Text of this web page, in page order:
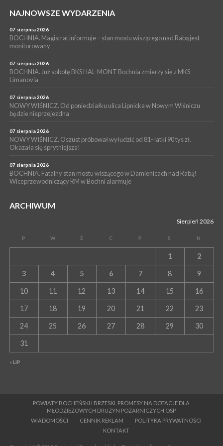
PIELGRZYMKA 2026
Z BOCHNI NA JASNĄ GÓRĘ. Drugi dzień wędrówki [ZDJĘCIA]
WYDARZENIA
NASZ NEWS. Powstał Komitet Ochrony Ładu
Przestrzennego Miasta Bochnia. To odpowiedź na działania
magistratu
NAJNOWSZE WYDARZENIA
07 sierpnia 2026
BOCHNIA. Magistrat informuje – stan mostu wiszącego nad Rabą jest
monitorowany
07 sierpnia 2026
BOCHNIA. Już sobotę BKS HAL-MONT Bochnia zmierzy się z MKS
Limanovia
07 sierpnia 2026
NOWY WIŚNICZ. Od poniedziałku ulica Lipnicka w Nowym Wiśniczu
będzie nieprzejezdna
07 sierpnia 2026
NOWY WIŚNICZ. Oszust próbował wyłudzić od 81- latki 90 tys zł.
Okazała się sprytniejsza!
07 sierpnia 2026
BOCHNIA. Fatalny stan mostu wiszącego w Damienicach nad Rabą!
Wiceprzewodniczący RM w Bochni alarmuje
ARCHIWUM
Sierpień 2026
P W Ś C P S N
« LIP
1 2
3 4 5 6 7 8 9
10 11 12 13 14 15 16
17 18 19 20 21 22 23
24 25 26 27 28 29 30
31
POWIATY BOCHEŃSKI I BRZESKI. PROMESY NA DOTACJE DLA
MŁODZIEŻOWYCH DRUŻYN POŻARNICZYCH OSP
WIADOMOŚCI
CENNIK REKLAM
POLITYKA PRYWATNOŚCI
KONTAKT